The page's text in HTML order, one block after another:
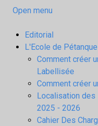
Open menu
Editorial
L'Ecole de Pétanque
Comment créer
Labellisée
Comment créer
Localisation
2025 - 2026
Cahier Des